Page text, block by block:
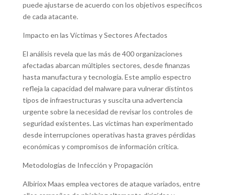
puede ajustarse de acuerdo con los objetivos específicos
de cada atacante.
Impacto en las Víctimas y Sectores Afectados
El análisis revela que las más de 400 organizaciones
afectadas abarcan múltiples sectores, desde finanzas
hasta manufactura y tecnología. Este amplio espectro
refleja la capacidad del malware para vulnerar distintos
tipos de infraestructuras y suscita una advertencia
urgente sobre la necesidad de revisar los controles de
seguridad existentes. Las víctimas han experimentado
desde interrupciones operativas hasta graves pérdidas
económicas y compromisos de información crítica.
Metodologías de Infección y Propagación
Albiriox Maas emplea vectores de ataque variados, entre